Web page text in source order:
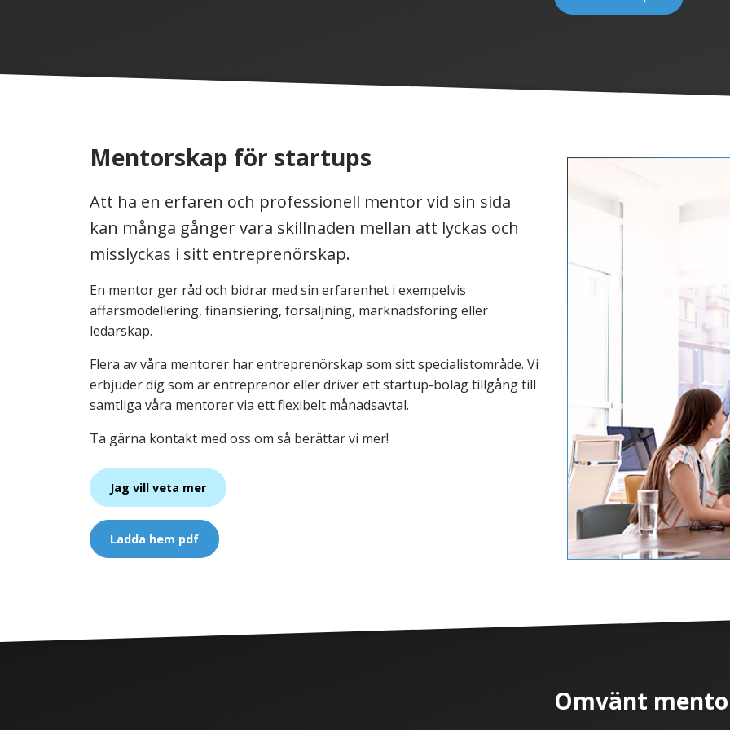
Mentorskap för startups
Att ha en erfaren och professionell mentor vid sin sida
kan många gånger vara skillnaden mellan att lyckas och
misslyckas i sitt entreprenörskap.
En mentor ger råd och bidrar med sin erfarenhet i exempelvis
affärsmodellering, finansiering, försäljning, marknadsföring eller
ledarskap.
Flera av våra mentorer har entreprenörskap som sitt specialistområde. Vi
erbjuder dig som är entreprenör eller driver ett startup-bolag tillgång till
samtliga våra mentorer via ett flexibelt månadsavtal.
Ta gärna kontakt med oss om så berättar vi mer!
Jag vill veta mer
Ladda hem pdf
Omvänt